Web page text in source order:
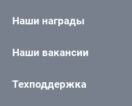
Наши награды
Наши вакансии
Техподдержка